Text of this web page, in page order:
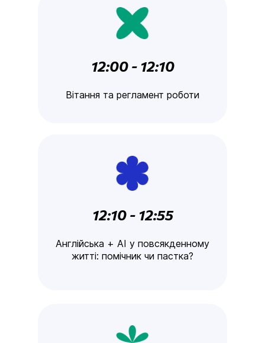
12:00 - 12:10
Вітання та регламент роботи
12:10 - 12:55
Англійська + AI у повсякденному
житті: помічник чи пастка?